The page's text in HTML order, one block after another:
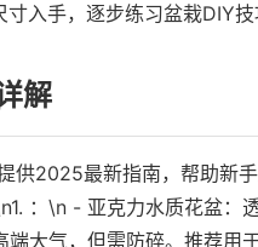
入手，逐步练习盆栽DIY技
解
供2025最新指南，帮助新
：\n - 亚克力水质花盆：
大气，但需防碎。推荐用